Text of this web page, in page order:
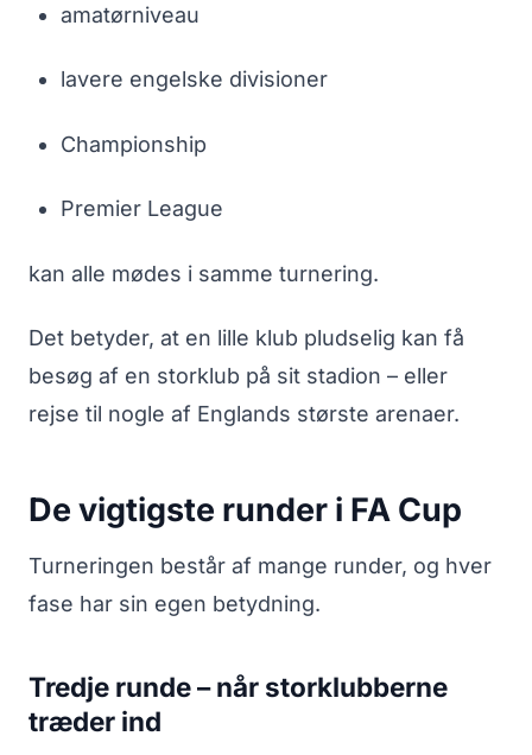
amatørniveau
lavere engelske divisioner
Championship
Premier League
kan alle mødes i samme turnering.
Det betyder, at en lille klub pludselig kan få
besøg af en storklub på sit stadion – eller
rejse til nogle af Englands største arenaer.
De vigtigste runder i FA Cup
Turneringen består af mange runder, og hver
fase har sin egen betydning.
Tredje runde – når storklubberne
træder ind